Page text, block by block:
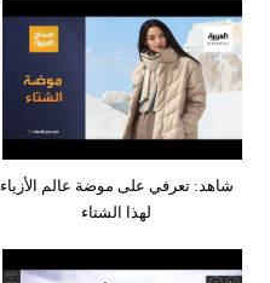
شاهد: تعرفي على موضة عالم الأزياء
لهذا الشتاء